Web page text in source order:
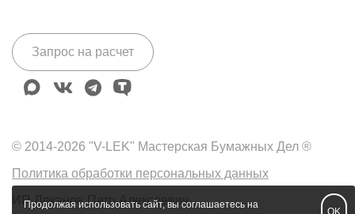
Запрос на расчет
max telegram
tenchat
© 2014-2026 "V-LEK" Мастерская Бумажных Дел ®
Политика обработки персональных данных
ИП Леканов Петр Алексеевич
Продолжая использовать сайт, вы соглашаетесь на
OK